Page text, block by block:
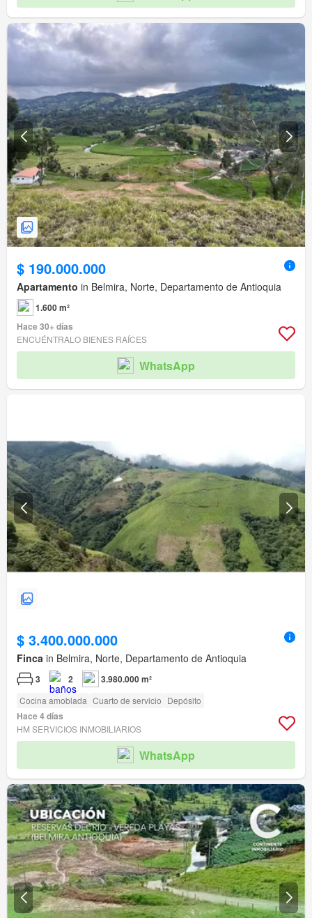
$ 190.000.000
Apartamento in Belmira, Norte, Departamento de Antioquia
1.600 m²
Hace 30+ días
ENCUÉNTRALO BIENES RAÍCES
WhatsApp
$ 3.400.000.000
Finca in Belmira, Norte, Departamento de Antioquia
3 2 3.980.000 m²
Cocina amoblada Cuarto de servicio Depósito
Hace 4 días
HM SERVICIOS INMOBILIARIOS
WhatsApp